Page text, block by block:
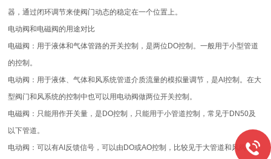
器，通过闭环调节来使阀门动态的稳定在一个位置上。
电动阀和电磁阀的用途对比
电磁阀：用于液体和气体管路的开关控制，是两位DO控制。一般用于小型管道
的控制。
电动阀：用于液体、气体和风系统管道介质流量的模拟量调节，是AI控制。在大
型阀门和风系统的控制中也可以用电动阀做两位开关控制。
电磁阀：只能用作开关量，是DO控制，只能用于小管道控制，常见于DN50及
以下管道。
电动阀：可以有AI反馈信号，可以由DO或AO控制，比较见于大管道和风阀等。